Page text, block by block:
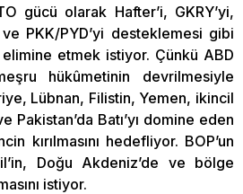
gücü olarak Hafter’i, GKRY’yi,
PKK/PYD’yi desteklemesi gibi
elimine etmek istiyor. Çünkü ABD
hükûmetinin devrilmesiyle
Lübnan, Filistin, Yemen, ikincil
Pakistan’da Batı’yı domine eden
kırılmasını hedefliyor. BOP’un
Doğu Akdeniz’de ve bölge
istiyor.